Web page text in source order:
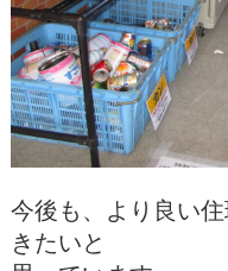
今後も、より良い
きたいと